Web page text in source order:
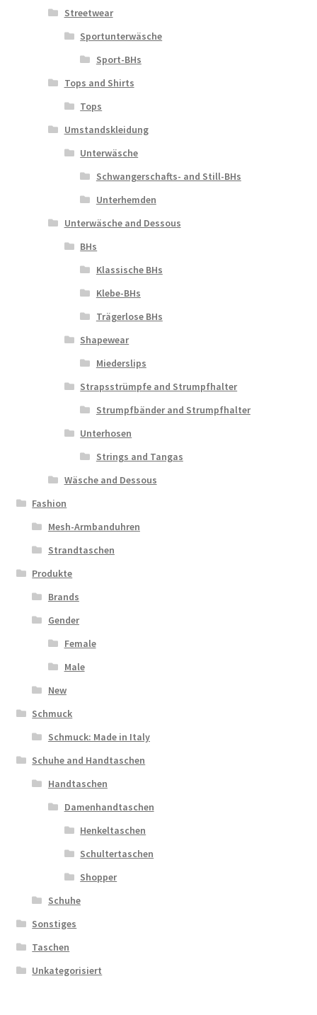
Streetwear
Sportunterwäsche
Sport-BHs
Tops and Shirts
Tops
Umstandskleidung
Unterwäsche
Schwangerschafts- and Still-BHs
Unterhemden
Unterwäsche and Dessous
BHs
Klassische BHs
Klebe-BHs
Trägerlose BHs
Shapewear
Miederslips
Strapsstrümpfe and Strumpfhalter
Strumpfbänder and Strumpfhalter
Unterhosen
Strings and Tangas
Wäsche and Dessous
Fashion
Mesh-Armbanduhren
Strandtaschen
Produkte
Brands
Gender
Female
Male
New
Schmuck
Schmuck: Made in Italy
Schuhe and Handtaschen
Handtaschen
Damenhandtaschen
Henkeltaschen
Schultertaschen
Shopper
Schuhe
Sonstiges
Taschen
Unkategorisiert